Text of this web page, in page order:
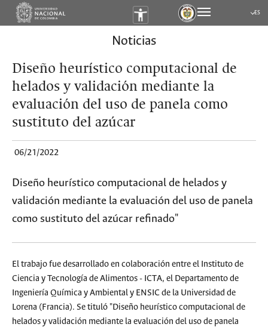
ES
Noticias
Diseño heurístico computacional de
helados y validación mediante la
evaluación del uso de panela como
sustituto del azúcar
06/21/2022
Diseño heurístico computacional de helados y
validación mediante la evaluación del uso de panela
como sustituto del azúcar refinado"
El trabajo fue desarrollado en colaboración entre el Instituto de
Ciencia y Tecnología de Alimentos - ICTA, el Departamento de
Ingeniería Química y Ambiental y ENSIC de la Universidad de
Lorena (Francia). Se tituló "Diseño heurístico computacional de
helados y validación mediante la evaluación del uso de panela